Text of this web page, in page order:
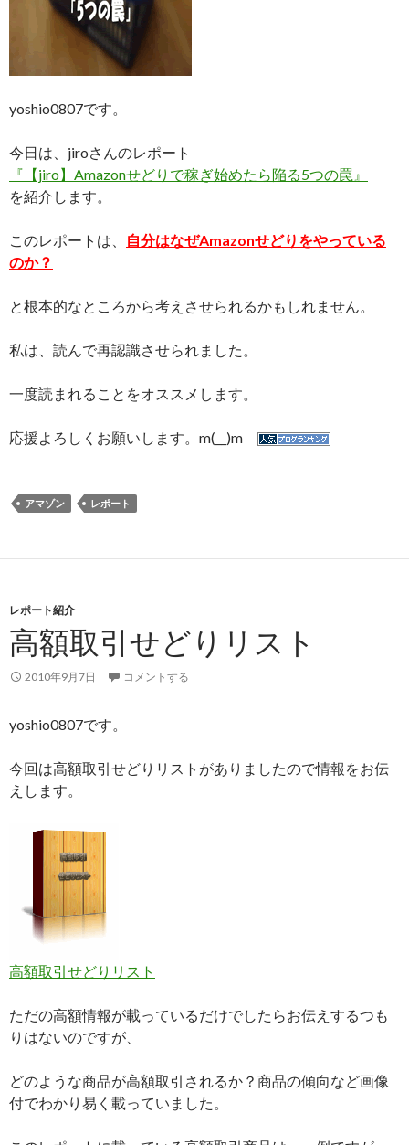
yoshio0807です。
今日は、jiroさんのレポート
『【jiro】Amazonせどりで稼ぎ始めたら陥る5つの罠』
を紹介します。
このレポートは、
自分はなぜAmazonせどりをやっている
のか？
と根本的なところから考えさせられるかもしれません。
私は、読んで再認識させられました。
一度読まれることをオススメします。
応援よろしくお願いします。m(__)m
アマゾン レポート
レポート紹介
高額取引せどりリスト
2010年9月7日 コメントする
yoshio0807です。
今回は高額取引せどりリストがありましたので情報をお伝
えします。
高額取引せどりリスト
ただの高額情報が載っているだけでしたらお伝えするつも
りはないのですが、
どのような商品が高額取引されるか？商品の傾向など画像
付でわかり易く載っていました。